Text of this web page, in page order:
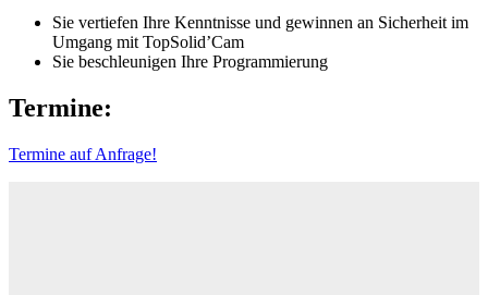
Sie vertiefen Ihre Kenntnisse und gewinnen an Sicherheit im
Umgang mit TopSolid’Cam
Sie beschleunigen Ihre Programmierung
Termine:
Termine auf Anfrage!